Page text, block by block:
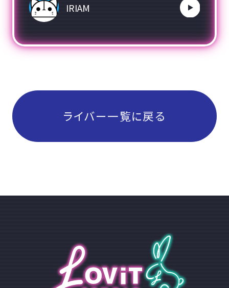
IRIAM
ライバー一覧に戻る